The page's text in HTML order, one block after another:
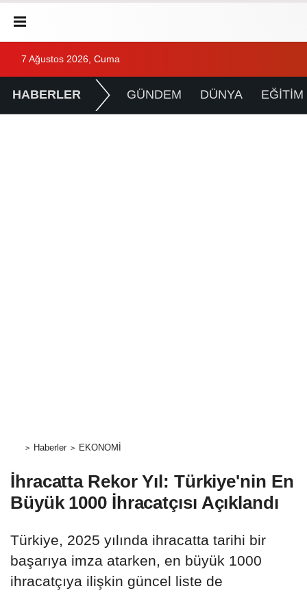
7 Ağustos 2026, Cuma
HABERLER GÜNDEM DÜNYA EĞİTİM
Haberler EKONOMİ
İhracatta Rekor Yıl: Türkiye'nin En
Büyük 1000 İhracatçısı Açıklandı
Türkiye, 2025 yılında ihracatta tarihi bir
başarıya imza atarken, en büyük 1000
ihracatçıya ilişkin güncel liste de